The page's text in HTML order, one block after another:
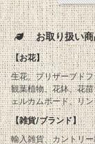
お取り扱い
【お花】
生花、プリザーブド
観葉植物、花鉢、花
ェルカムボード、リ
【雑貨/ブランド】
輸入雑貨、カントリ